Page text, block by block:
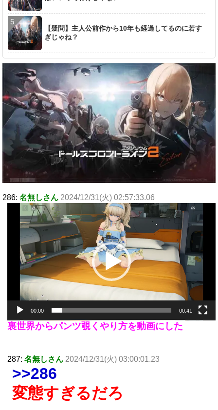
【疑問】主人公前作から10年も経過してるのに若す
ぎじゃね？
286: 名無しさん 2024/12/31(火) 02:57:33.06
00:00 00:41
裏世界からパンツ覗くやり方を動画にした
287: 名無しさん 2024/12/31(火) 03:00:01.23
>>286
変態すぎるだろ